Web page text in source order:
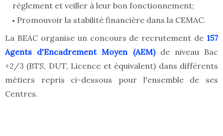
règlement et veiller à leur bon fonctionnement;
Promouvoir la stabilité financière dans la CEMAC.
La BEAC organise un concours de recrutement de 157
Agents d'Encadrement Moyen (AEM)de niveau Bac
+2/3 (BTS, DUT, Licence et équivalent) dans différents
métiers repris ci-dessous pour l'ensemble de ses
Centres.